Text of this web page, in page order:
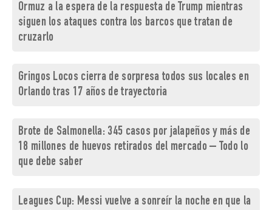
Ormuz a la espera de la respuesta de Trump mientras
siguen los ataques contra los barcos que tratan de
cruzarlo
Gringos Locos cierra de sorpresa todos sus locales en
Orlando tras 17 años de trayectoria
Brote de Salmonella: 345 casos por jalapeños y más de
18 millones de huevos retirados del mercado – Todo lo
que debe saber
Leagues Cup: Messi vuelve a sonreír la noche en que la